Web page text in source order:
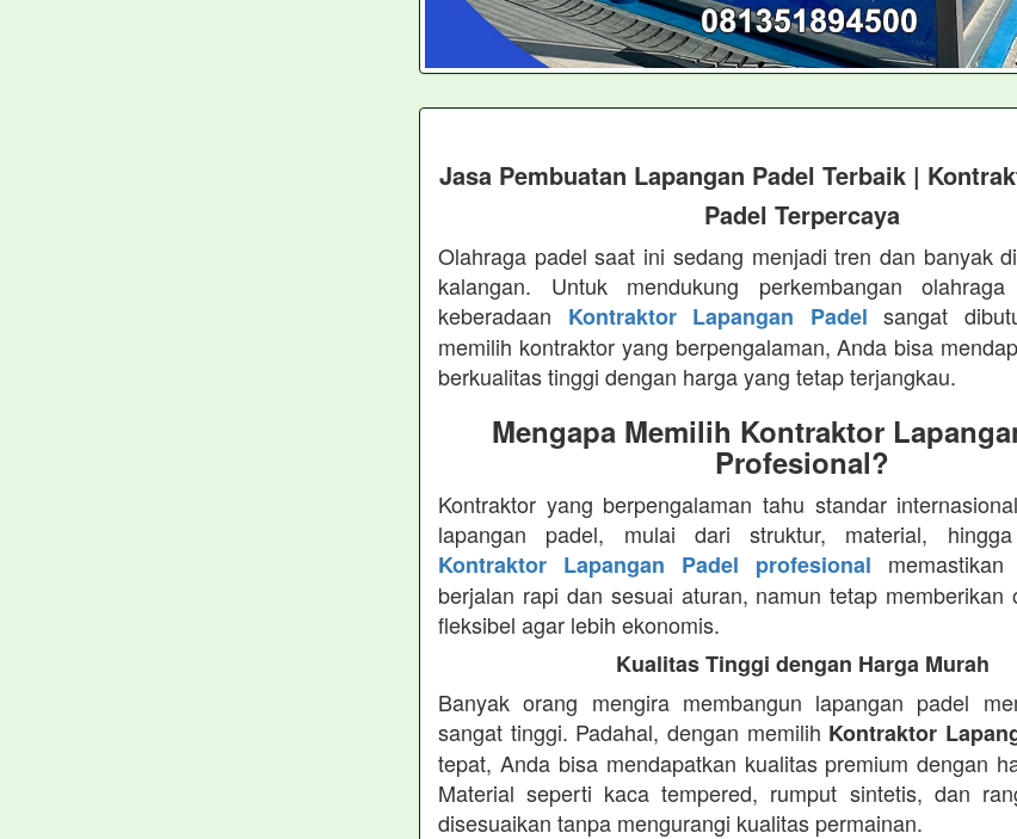
Jasa Pembuatan Lapangan Padel Terbaik |
Padel Terpercaya
Olahraga padel saat ini sedang menjadi tren dan banyak
kalangan. Untuk mendukung perkembangan
keberadaan Kontraktor Lapangan Padel sangat
memilih kontraktor yang berpengalaman, Anda bisa
berkualitas tinggi dengan harga yang tetap terjangkau.
Mengapa Memilih Kontraktor
Profesional?
Kontraktor yang berpengalaman tahu standar
lapangan padel, mulai dari struktur, material, hingga
Kontraktor Lapangan Padel profesional
berjalan rapi dan sesuai aturan, namun tetap memberikan
fleksibel agar lebih ekonomis.
Kualitas Tinggi dengan Harga Murah
Banyak orang mengira membangun lapangan padel
sangat tinggi. Padahal, dengan memilih Kontraktor
tepat, Anda bisa mendapatkan kualitas premium dengan
Material seperti kaca tempered, rumput sintetis, dan
disesuaikan tanpa mengurangi kualitas permainan.